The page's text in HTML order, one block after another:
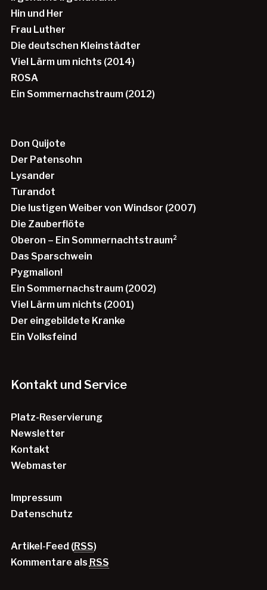
Hin und Her
Frau Luther
Die deutschen Kleinstädter
Viel Lärm um nichts (2014)
ROSA
Ein Sommernachstraum (2012)
Don Quijote
Der Patensohn
Lysander
Turandot
Die lustigen Weiber von Windsor (2007)
Die Zauberflöte
Oberon – Ein Sommernachtstraum²
Das Sparschwein
Pygmalion!
Ein Sommernachstraum (2002)
Viel Lärm um nichts (2001)
Der eingebildete Kranke
Ein Volksfeind
Kontakt und Service
Platz-Reservierung
Newsletter
Kontakt
Webmaster
Impressum
Datenschutz
Artikel-Feed (RSS)
Kommentare als RSS